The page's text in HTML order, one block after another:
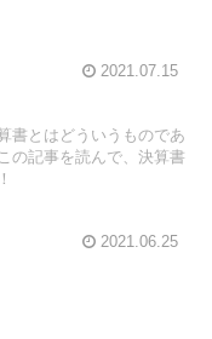
2021.07.15
書とはどういうものであ
の記事を読んで、決算書
2021.06.25